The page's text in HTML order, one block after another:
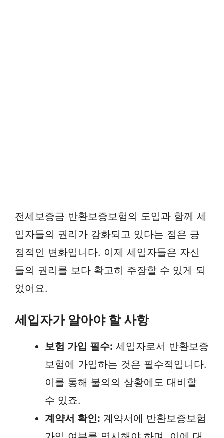
전세보증금 반환보증보험의 도입과 함께 세
입자들의 권리가 강화되고 있다는 점은 긍
정적인 변화입니다. 이제 세입자들은 자신
들의 권리를 보다 확고히 주장할 수 있게 되
었어요.
세입자가 알아야 할 사항
보험 가입 필수: 세입자로서 반환보증
보험에 가입하는 것은 필수적입니다.
이를 통해 불의의 상황에도 대비할
수 있죠.
계약서 확인: 계약서에 반환보증보험